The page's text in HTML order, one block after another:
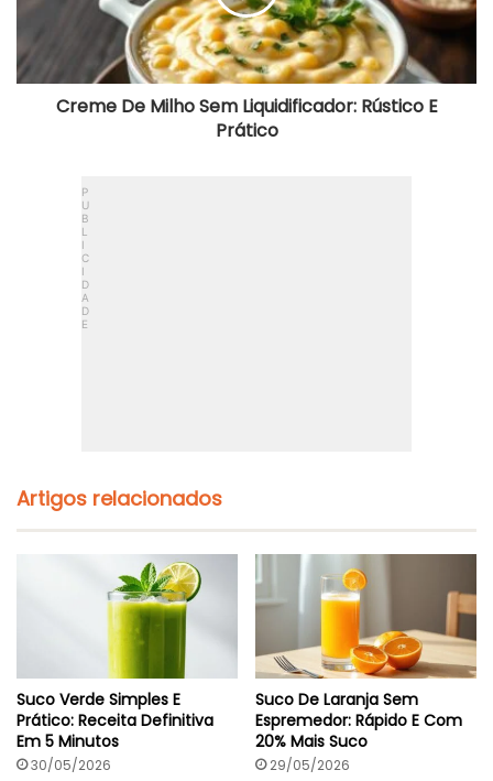
Creme De Milho Sem Liquidificador: Rústico E
Prático
Artigos relacionados
Suco Verde Simples E
Prático: Receita Definitiva
Em 5 Minutos
30/05/2026
Suco De Laranja Sem
Espremedor: Rápido E Com
20% Mais Suco
29/05/2026